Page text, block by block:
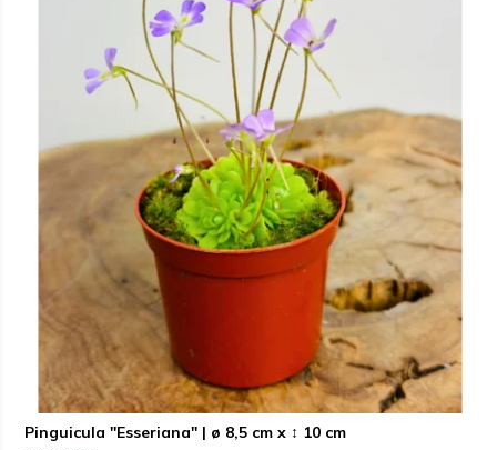
Pinguicula "Esseriana" | ø 8,5 cm x ↕ 10 cm